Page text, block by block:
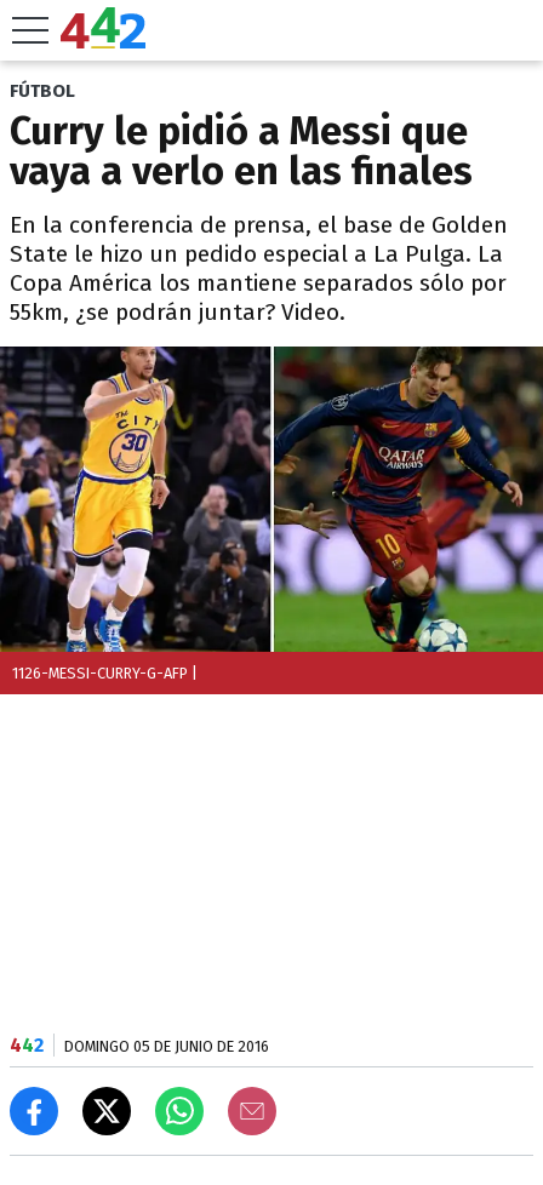
FÚTBOL
Curry le pidió a Messi que
vaya a verlo en las finales
En la conferencia de prensa, el base de Golden
State le hizo un pedido especial a La Pulga. La
Copa América los mantiene separados sólo por
55km, ¿se podrán juntar? Video.
1126-MESSI-CURRY-G-AFP
442 DOMINGO 05 DE JUNIO DE 2016